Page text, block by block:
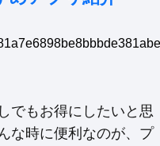
でもお得にしたいと思
な時に便利なのが、プ